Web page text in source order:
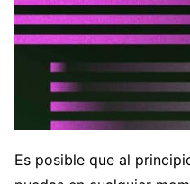
Es posible que al